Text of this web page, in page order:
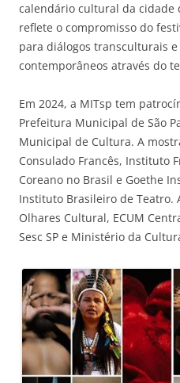
calendário cultural da cidade
reflete o compromisso do
para diálogos transculturais
contemporâneos através do
Em 2024, a MITsp tem
Prefeitura Municipal de São
Municipal de Cultura. A
Consulado Francês, Instituto
Coreano no Brasil e Goethe
Instituto Brasileiro de Teatro.
Olhares Cultural, ECUM
Sesc SP e Ministério da